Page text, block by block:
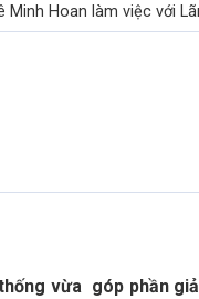
định công nhận và phân
vừa góp phần